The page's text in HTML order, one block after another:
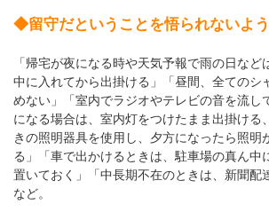
◆留守だということを悟られないよ
「帰宅が夜になる時や天気予報で雨の日など
中に入れてから出掛ける」「昼間、全てのシ
めない」「室内でラジオやテレビの音を流し
になる場合は、室内灯をつけたまま出掛ける
きの照明器具を使用し、夕方になったら照明
る」「車で出かけるときは、駐車場の真ん中
置いておく」「中長期不在のときは、新聞配
など。